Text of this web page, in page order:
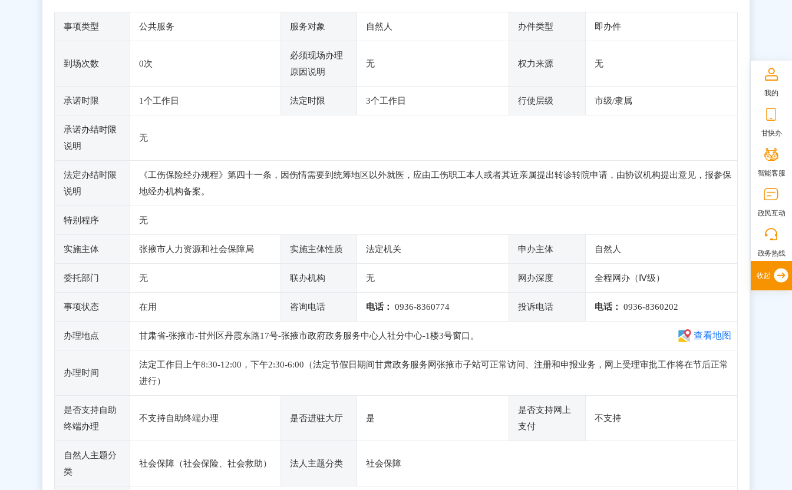
事项类型 公共服务 服务对象 自然人 办件类型 即办件
到场次数 0次
必须现场办理
原因说明
无 权力来源 无
承诺时限 1个工作日 法定时限 3个工作日 行使层级 市级/隶属
承诺办结时限
说明
无
法定办结时限
说明
《工伤保险经办规程》第四十一条，因伤情需要到统筹地区以外就医，应由工伤职工本人或者其近亲属提出转诊转院申请，由协议机构提出意见，报参保
地经办机构备案。
特别程序 无
实施主体 张掖市人力资源和社会保障局 实施主体性质 法定机关 申办主体 自然人
委托部门 无 联办机构 无 网办深度 全程网办（Ⅳ级）
事项状态 在用 咨询电话 电话： 0936-8360774 投诉电话 电话： 0936-8360202
办理地点 甘肃省-张掖市-甘州区丹霞东路17号-张掖市政府政务服务中心人社分中心-1楼3号窗口。 查看地图
办理时间
法定工作日上午8:30-12:00，下午2:30-6:00（法定节假日期间甘肃政务服务网张掖市子站可正常访问、注册和申报业务，网上受理审批工作将在节后正常
进行）
是否支持自助
终端办理
不支持自助终端办理 是否进驻大厅 是
是否支持网上
支付
不支持
自然人主题分
类
社会保障（社会保险、社会救助） 法人主题分类 社会保障
我的
甘快办
智能客服
政民互动
政务热线
收起